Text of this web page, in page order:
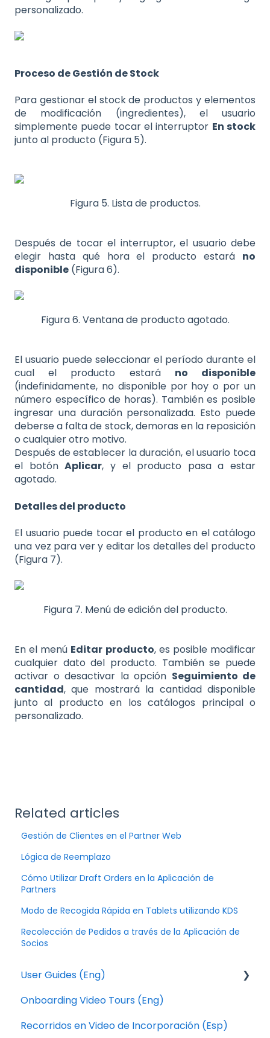
personalizado.
Proceso de Gestión de Stock
Para gestionar el stock de productos y elementos
de modificación (ingredientes), el usuario
simplemente puede tocar el interruptor En stock
junto al producto (Figura 5).
Figura 5. Lista de productos.
Después de tocar el interruptor, el usuario debe
elegir hasta qué hora el producto estará no
disponible (Figura 6).
Figura 6. Ventana de producto agotado.
El usuario puede seleccionar el período durante el
cual el producto estará no disponible
(indefinidamente, no disponible por hoy o por un
número específico de horas). También es posible
ingresar una duración personalizada. Esto puede
deberse a falta de stock, demoras en la reposición
o cualquier otro motivo.
Después de establecer la duración, el usuario toca
el botónAplicar, y el producto pasa a estar
agotado.
Detalles del producto
El usuario puede tocar el producto en el catálogo
una vez para ver y editar los detalles del producto
(Figura 7).
Figura 7. Menú de edición del producto.
En el menú Editar producto, es posible modificar
cualquier dato del producto. También se puede
activar o desactivar la opción Seguimiento de
cantidad, que mostrará la cantidad disponible
junto al producto en los catálogos principal o
personalizado.
Related articles
Gestión de Clientes en el Partner Web
Lógica de Reemplazo
Cómo Utilizar Draft Orders en la Aplicación de
Partners
Modo de Recogida Rápida en Tablets utilizando KDS
Recolección de Pedidos a través de la Aplicación de
Socios
User Guides (Eng)
Orders
Local Express Drivers App
Onboarding Video Tours (Eng)
Recorridos en Video de Incorporación (Esp)